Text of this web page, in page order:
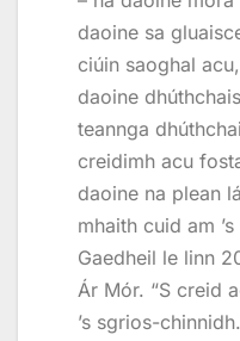
daoine sa
ciúin saoghal
daoine
teannga
creidimh acu
daoine na plean
mhaith cuid am
Gaedheil le linn
Ár Mór. “S creid
’s sgrios-